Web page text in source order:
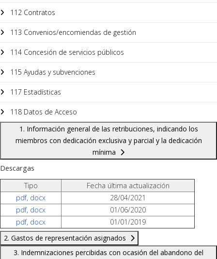
112 Contratos
113 Convenios/encomiendas de gestión
114 Concesión de servicios públicos
115 Ayudas y subvenciones
117 Estadísticas
118 Datos de Acceso
1. Información general de las retribuciones, indicando los
miembros con dedicación exclusiva y parcial y la dedicación
mínima
Descargas
Tipo
Fecha última actualización
pdf, docx
28/04/2021
pdf, docx
01/06/2020
pdf, docx
01/01/2019
2. Gastos de representación asignados
3. Indemnizaciones percibidas con ocasión del abandono del